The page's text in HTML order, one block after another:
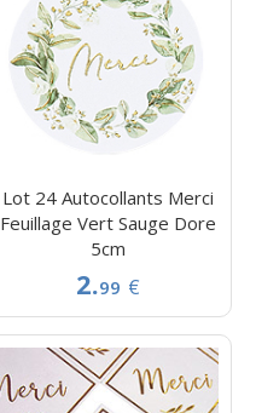
Lot 24 Autocollants Merci
Feuillage Vert Sauge Dore
5cm
2.99 €